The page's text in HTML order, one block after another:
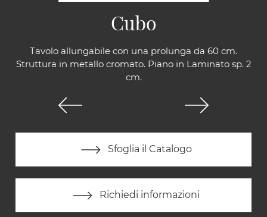
Tavolo allungabile con una prolunga da 60 cm.
Struttura in metallo cromato. Piano in Laminato sp. 2
cm.
Sfoglia il Catalogo
Richiedi informazioni
Cubo